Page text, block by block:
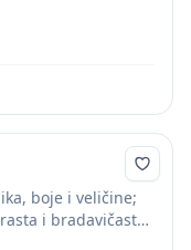
boje i veličine;
i bradavičasta;